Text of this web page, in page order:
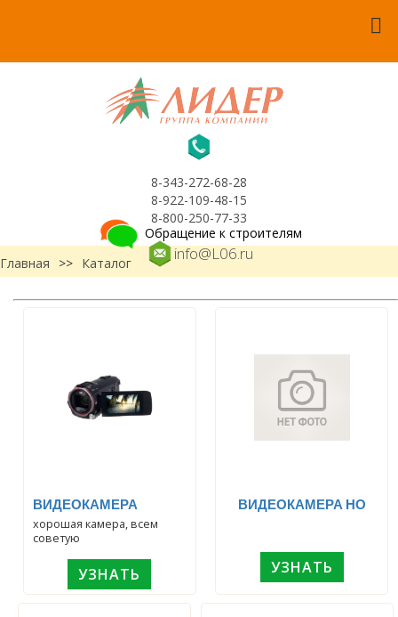
8-343-272-68-28
8-922-109-48-15
8-800-250-77-33
info@L06.ru
Обращение к строителям
Главная
>> Каталог
ВИДЕОКАМЕРА
хорошая камера, всем
советую
УЗНАТЬ
ВИДЕОКАМЕРА НО
УЗНАТЬ